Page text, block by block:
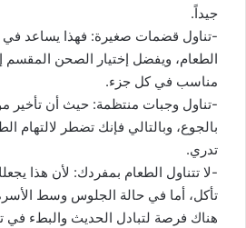
جيداً.
-تناول قضمات صغيرة: فهذا يساعد في
الطعام، ويفضل إختيار الصحن المقسم
مناسب في كل جزء.
-تناول وجبات منتظمة: حيث أن تأخير
بالجوع، وبالتالي فإنك تضطر لالتهام
تدري.
-لا تتناول الطعام بمفردك: لأن هذا
تأكل، أما في حالة الجلوس وسط
هناك فرصة لتبادل الحديث والبطء في